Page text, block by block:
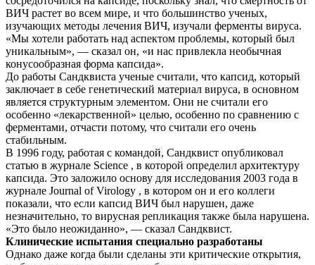
ВИЧ растет во всем мире, и что большинство ученых,
изучающих методы лечения ВИЧ, изучали ферменты вируса.
«Мы хотели работать над аспектом проблемы, который был
уникальным», — сказал он, «и нас привлекла необычная
конусообразная форма капсида».
До работы Сандквиста ученые считали, что капсид, который
заключает в себе генетический материал вируса, в основном
является структурным элементом. Они не считали его
особенно «лекарственной» целью, особенно по сравнению с
ферментами, отчасти потому, что считали его очень
стабильным.
В 1996 году, работая с командой, Сандквист опубликовал
статью в журнале Science , в которой определил архитектуру
капсида. Это заложило основу для исследования 2003 года в
журнале Journal of Virology , в котором он и его коллеги
показали, что если капсид ВИЧ был нарушен, даже
незначительно, то вирусная репликация также была нарушена.
«Это было неожиданно», — сказал Сандквист.
Клинические испытания специально разработаны
Однако даже когда были сделаны эти критические открытия,